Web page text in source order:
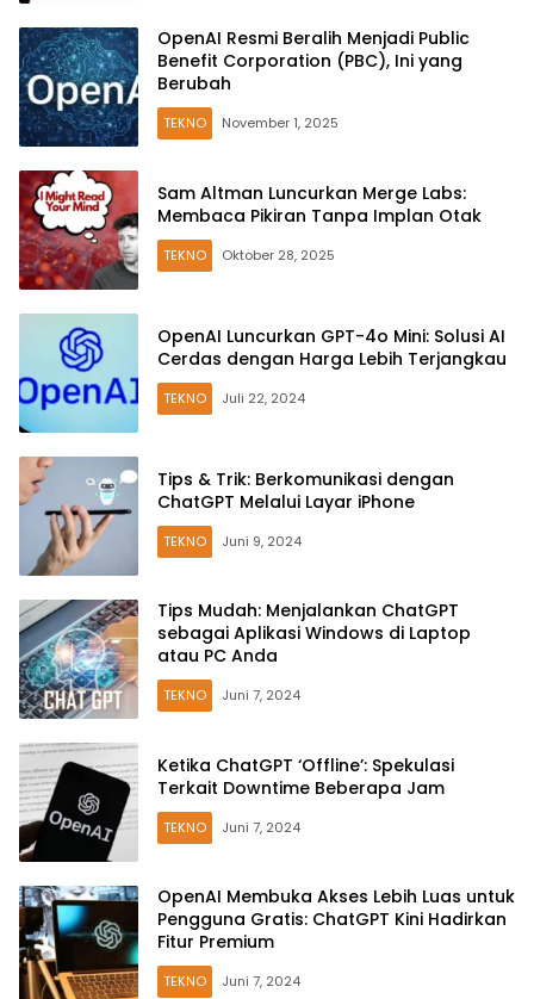
OpenAI Resmi Beralih Menjadi Public
Benefit Corporation (PBC), Ini yang
Berubah
TEKNO November 1, 2025
Sam Altman Luncurkan Merge Labs:
Membaca Pikiran Tanpa Implan Otak
TEKNO Oktober 28, 2025
OpenAI Luncurkan GPT-4o Mini: Solusi AI
Cerdas dengan Harga Lebih Terjangkau
TEKNO Juli 22, 2024
Tips & Trik: Berkomunikasi dengan
ChatGPT Melalui Layar iPhone
TEKNO Juni 9, 2024
Tips Mudah: Menjalankan ChatGPT
sebagai Aplikasi Windows di Laptop
atau PC Anda
TEKNO Juni 7, 2024
Ketika ChatGPT ‘Offline’: Spekulasi
Terkait Downtime Beberapa Jam
TEKNO Juni 7, 2024
OpenAI Membuka Akses Lebih Luas untuk
Pengguna Gratis: ChatGPT Kini Hadirkan
Fitur Premium
TEKNO Juni 7, 2024